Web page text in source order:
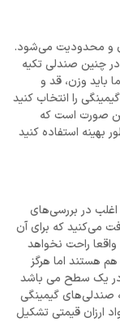
و محدودیت می‌شود.
چنین صندلی تکیه
باید وزن، قد و
را انتخاب کنید
صورت است که
بهینه استفاده کنید
در بررسی‌های
می‌کنید که برای آن
راحت نخواهد
هستند اما هرگز
یک سطح می باشد
صندلی‌های گیمینگی
ارزان قیمتی تشکیل